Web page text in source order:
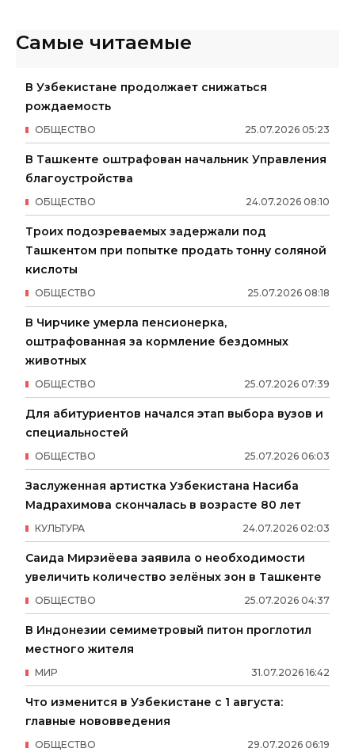
Самые читаемые
В Узбекистане продолжает снижаться
рождаемость
25.07.2026 05:23
ОБЩЕСТВО
В Ташкенте оштрафован начальник Управления
благоустройства
24.07.2026 08:10
ОБЩЕСТВО
Троих подозреваемых задержали под
Ташкентом при попытке продать тонну соляной
кислоты
25.07.2026 08:18
ОБЩЕСТВО
В Чирчике умерла пенсионерка,
оштрафованная за кормление бездомных
животных
25.07.2026 07:39
ОБЩЕСТВО
Для абитуриентов начался этап выбора вузов и
специальностей
25.07.2026 06:03
ОБЩЕСТВО
Заслуженная артистка Узбекистана Насиба
Мадрахимова скончалась в возрасте 80 лет
24.07.2026 02:03
КУЛЬТУРА
Саида Мирзиёева заявила о необходимости
увеличить количество зелёных зон в Ташкенте
25.07.2026 04:37
ОБЩЕСТВО
В Индонезии семиметровый питон проглотил
местного жителя
31.07.2026 16:42
МИР
Что изменится в Узбекистане с 1 августа:
главные нововведения
29.07.2026 06:19
ОБЩЕСТВО